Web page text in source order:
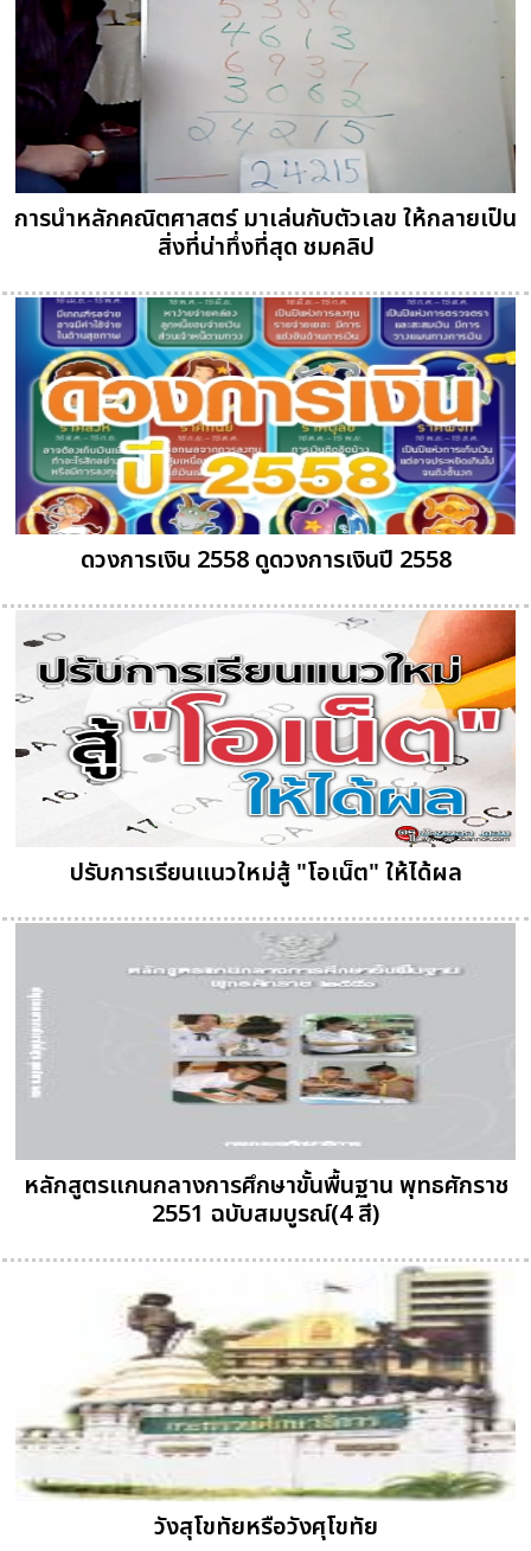
การนำหลักคณิตศาสตร์ มาเล่นกับตัวเลข ให้กลายเป็น
สิ่งที่น่าทึ่งที่สุด ชมคลิป
ดวงการเงิน 2558 ดูดวงการเงินปี 2558
ปรับการเรียนแนวใหม่สู้ "โอเน็ต" ให้ได้ผล
หลักสูตรแกนกลางการศึกษาขั้นพื้นฐาน พุทธศักราช
2551 ฉบับสมบูรณ์(4 สี)
วังสุโขทัยหรือวังศุโขทัย